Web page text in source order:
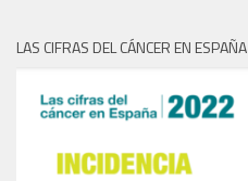
LAS CIFRAS DEL CÁNCER EN ESPAÑA